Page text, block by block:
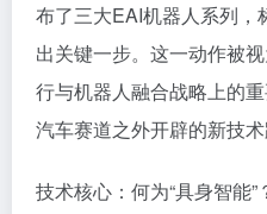
布了三大EAI机器人系列，
出关键一步。这一动作被
行与机器人融合战略上的
汽车赛道之外开辟的新技术
技术核心：何为“具身智能”